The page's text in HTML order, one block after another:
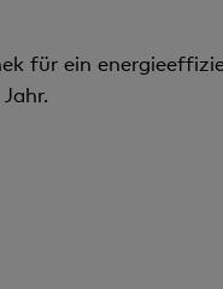
für ein